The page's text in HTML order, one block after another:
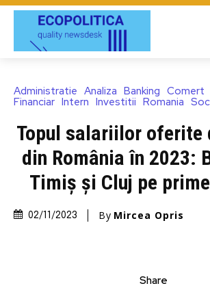
Administratie Analiza Banking Comert
Financiar Intern Investitii Romania
Topul salariilor oferite
din România în 2023:
Timiș și Cluj pe
02/11/2023 By Mircea Opris
Share